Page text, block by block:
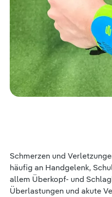
Schmerzen und
häufig an Handgelenk,
allem Überkopf- und
Überlastungen und akute